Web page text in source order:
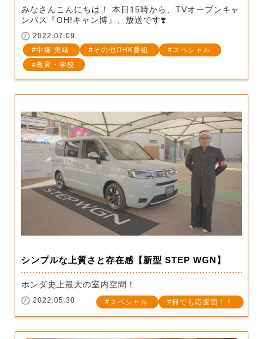
みなさんこんにちは！ 本日15時から、TVオープンキャ
ンパス『OH!キャン博』、放送です❣️
2022.07.09
中塚 美緒
その他OHK番組
スペシャル
教育・学校
シンプルな上質さと存在感【新型 STEP WGN】
ホンダ史上最大の室内空間！
2022.05.30 スペシャル 何でも応援団！！